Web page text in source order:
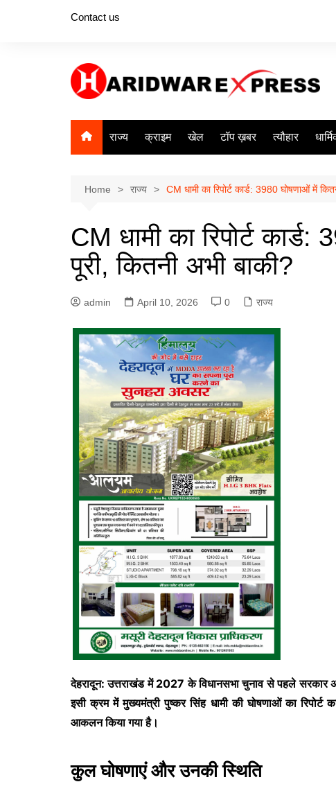
Contact us
राज्य क्राइम खेल टॉप ख़बर त्यौहार
Home राज्य CM धामी का रिपोर्ट कार्ड: 3980 घोषणाओं में
CM धामी का रिपोर्ट
पूरी, कितनी अभी बाकी?
admin April 10, 2026 0 राज्य
देहरादून: उत्तराखंड में 2027 के विधानसभा चुनाव से पहले सरकार
इसी क्रम में मुख्यमंत्रीपुष्कर सिंह धामीकी घोषणाओं का रिपोर्ट
आकलन किया गया है।
कुल घोषणाएं और उनकी स्थिति